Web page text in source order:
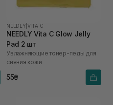
NEEDLY VITA C
NEEDLY Vita C Glow Jelly
Pad 2 шт
Увлажняющие тонер-педы для
сияния кожи
55₴